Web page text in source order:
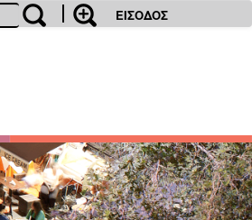
ΕΙΣΟΔΟΣ